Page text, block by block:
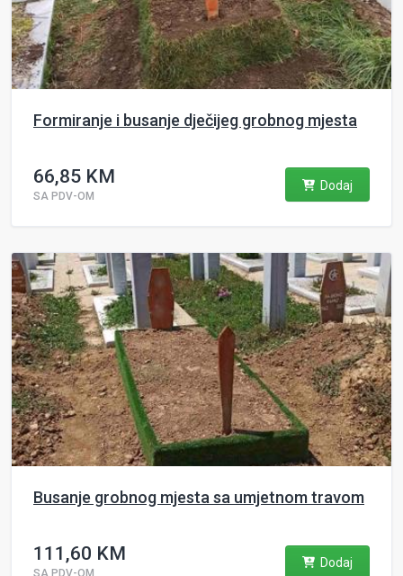
Formiranje i busanje dječijeg grobnog mjesta
66,85 KM
SA PDV-OM
Dodaj
Busanje grobnog mjesta sa umjetnom travom
111,60 KM
SA PDV-OM
Dodaj